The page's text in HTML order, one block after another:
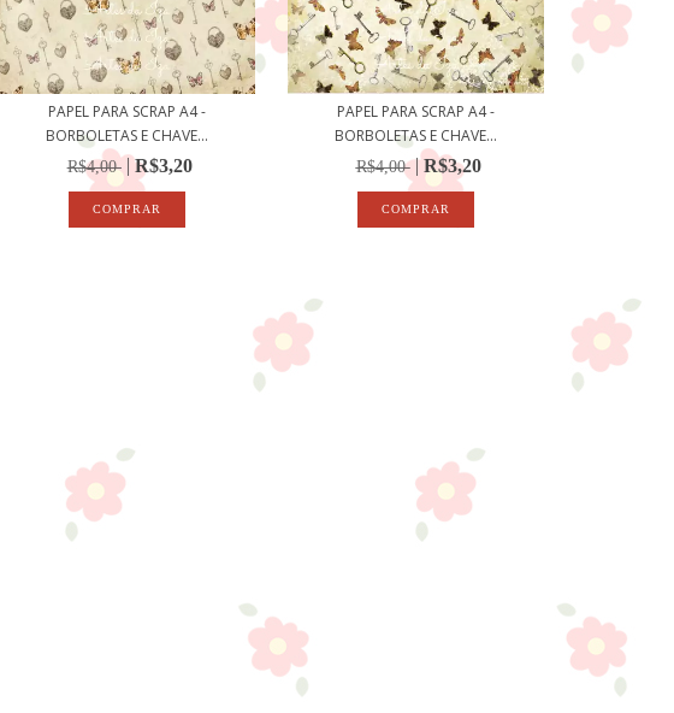
PAPEL PARA SCRAP A4 -
BORBOLETAS E CHAVE...
R$4,00 R$3,20
PAPEL PARA SCRAP A4 -
BORBOLETAS E CHAVE...
R$4,00 R$3,20